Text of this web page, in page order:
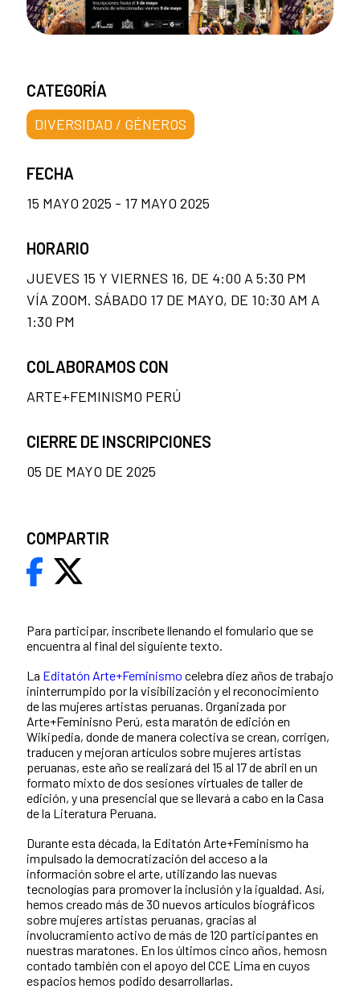
Para participar, inscríbete llenando el fomulario que se
encuentra al final del siguiente texto.
La Editatón Arte+Feminismo celebra diez años de trabajo
ininterrumpido por la visibilización y el reconocimiento
de las mujeres artistas peruanas. Organizada por
Arte+Feminisno Perú, esta maratón de edición en
Wikipedia, donde de manera colectiva se crean, corrigen,
traducen y mejoran artículos sobre mujeres artistas
peruanas, este año se realizará del 15 al 17 de abril en un
formato mixto dedos sesiones virtuales de taller de
edición, yuna presencial que se llevará a cabo en la Casa
de la Literatura Peruana.
Durante esta década, la Editatón Arte+Feminismo ha
impulsado la democratización del acceso a la
información sobre el arte, utilizando las nuevas
tecnologías para promover la inclusión y la igualdad. Así,
hemos creado más de 30 nuevos artículos biográficos
sobre mujeres artistas peruanas, gracias al
involucramiento activo de más de 120 participantes en
nuestras maratones. En los últimos cinco años, hemosn
contado también con el apoyo del CCE Lima en cuyos
espacios hemos podido desarrollarlas.
CATEGORÍA
DIVERSIDAD / GÉNEROS
FECHA
15 MAYO 2025 - 17 MAYO 2025
HORARIO
JUEVES 15 Y VIERNES 16, DE 4:00 A 5:30 PM
VÍA ZOOM. SÁBADO 17 DE MAYO, DE 10:30 AM A
1:30 PM
COLABORAMOS CON
ARTE+FEMINISMO PERÚ
CIERRE DE INSCRIPCIONES
05 DE MAYO DE 2025
COMPARTIR